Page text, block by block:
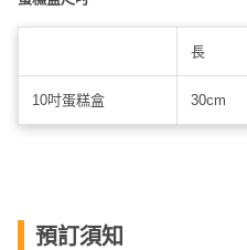
長
10吋蛋糕盒 30cm
預訂須知